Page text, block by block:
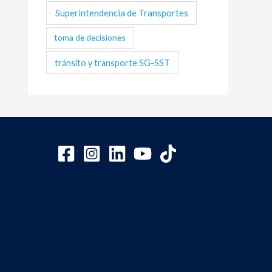
Superintendencia de Transportes
toma de decisiones
tránsito y transporte SG-SST